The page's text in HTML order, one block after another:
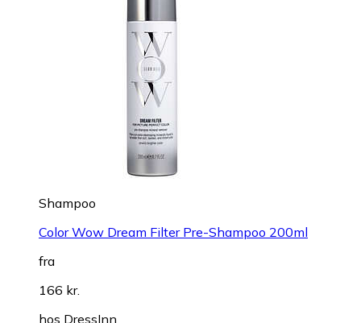
Shampoo
Color Wow Dream Filter Pre-Shampoo 200ml
fra
166 kr.
hos DressInn